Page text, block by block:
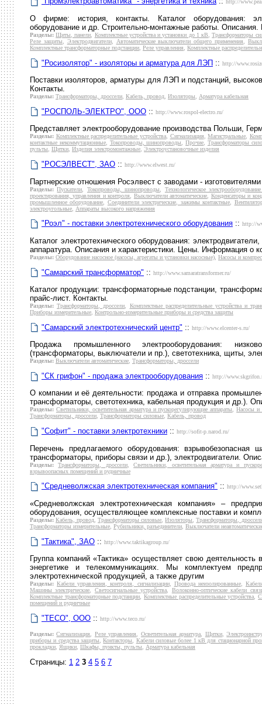
http://
О фирме: история, контакты. Каталог оборудования:
оборудование и др. Строительно-монтажные работы.
Разделы: Щиты, панели Комплектные устройства и установки до 1 кВ ,Трансформаторы
Реле защиты
Электродвигатели, Автоматические выключатели общего применения
Комплектные трансформаторные подстанции Реле управления Комплектные
"Росизолятор" - изоляторы и арматура для ЛЭП :: http://
Поставки изоляторов, арматуры для ЛЭП и подстанций,
Контакты.
Разделы: Трансформаторы, дроссели Кабель, провод Изоляторы Арматура кабельная
"РОСПОЛЬ-ЭЛЕКТРО", ООО :: http://www.rospol-electro.ru/
Представляет электрооборудование производства Польши,
Разделы: Комплектные распределительные устройства, Сигнализация,Магистральные,
контактные некоммутационные, Токопроводы, шинопроводы,Прочие, Трансформаторы
пульты, Щитки, Изделия электромонтажные, Электроустановочные изделия
"РОСЭЛВЕСТ", ЗАО :: http://www.elwest.ru/
Партнерские отношения Росэлвест с заводами - изготовителями
Разделы: Пускатели Токопроводы, шинопроводы
Технологическое
проектирования, управления и контроля
Выключатели автоматические
Конденсаторы и
промышленное оборудование
Соединители электрические, зажимы контактные
электроугольные
Аппараты высокого напряжения
"Роэл" - поставки электротехнического оборудования :: http://
Каталог электротехнического оборудования:
аппаратура. Описания и характеристики. Цены. Информация о
Разделы: Оборудование насосное (насосы, агрегаты и установки насосные) Насосы и
"Самарский трансформатор" :: http://www.samaratransformer.ru/
Каталог продукции: трансформаторные подстанции,
прайс-лист. Контакты.
Разделы: Трансформаторы, дроссели
Комплектные распределительные устройства и
Приборы измерительные Контрольно-измерительные приборы и средства защиты
"Самарский электротехнический центр" :: http://www.elcenter-s.ru/
Продажа промышленного электрооборудования:
(трансформаторы, выключатели и пр.), светотехника, щиты,
Разделы: Выключатели автоматические Трансформаторы, дроссели
"СК грифон" - продажа электрооборудования :: http://
О компании и её деятельности: продажа и отправка
трансформаторы, светотехника, кабельная продукция и др.).
Разделы: Светильники, осветительная арматура и пускорегулирующие аппараты,Насосы и
Трансформаторы, дроссели, Трансформаторы силовые, Кабель, провод
"Софит" - поставки электротехники :: http://sofit-p.narod.ru/
Перечень предлагаемого оборудования: взрывобезопасная
трансформаторы, приборы связи и др.), электродвигатели.
Разделы: Трансформаторы, дроссели,Светильники, осветительная арматура и
взрывоопасных помещений и рудничные
"Средневолжская электротехническая компания" :: http://
«Средневолжская электротехническая компания» –
оборудования, осуществляющее комплексные поставки и
Разделы: Кабель, провод ,Трансформаторы силовые ,Изоляторы ,Трансформаторы,
Трансформаторы измерительные Рубильники, разъединители Выключатели
"Тактика", ЗАО :: http://www.taktikagroup.ru/
Группа компаний «Тактика» осуществляет свою
энергетике и телекоммуникациях. Мы комплектуем
электротехнической продукцией, а также другим
Разделы: Кабели управления, контроля, сигнализации, Провода неизолированные,
Машины электрические
Светосигнальные устройства
Волоконно-оптические кабели
Комплектные трансформаторные подстанции ,Комплектные распределительные устройства ,
помещений и рудничные
"ТЕСО", ООО :: http://www.teco.ru/
Разделы: Сигнализация, Реле управления, Осветительная арматура, Щитки,
приборы и средства защиты,Контакторы, Кабели силовые более 1 кВ для стационарной
прокладки, Ящики, Шкафы, пункты, пульты, Арматура кабельная
Страницы: 1 2 3 4 5 6 7